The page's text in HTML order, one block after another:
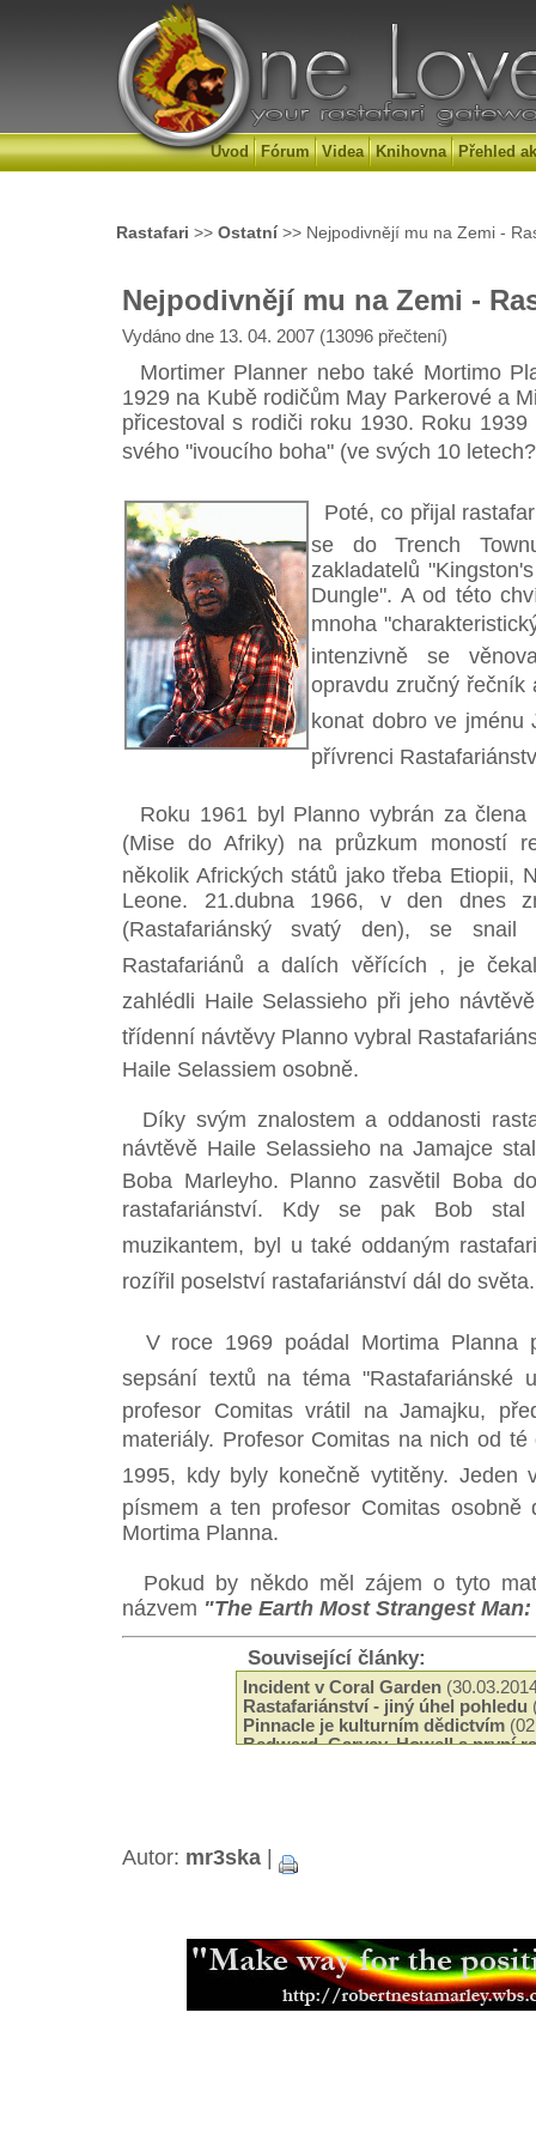
Úvod Fórum Videa Knihovna Přehled
Rastafari >> Ostatní>> Nejpodivnějí mu na Zemi -
Nejpodivnějí mu na Zemi -
Vydáno dne 13. 04. 2007 (13096 přečtení)
Mortimer Planner nebo také Mortimo
1929 na Kubě rodičům May Parkerové a
přicestoval s rodiči roku 1930. Roku
svého "ivoucího boha" (ve svých 10
Poté, co přijal
se do Trench
zakladatelů
Dungle". A od této
mnoha
intenzivně se
opravdu zručný řečník
konat dobro ve jménu
přívrenci
Roku 1961 byl Planno vybrán za člena
(Mise do Afriky) na průzkum moností
několik Afrických států jako třeba Etiopii,
Leone. 21.dubna 1966, v den dnes
(Rastafariánský svatý den), se
Rastafariánů a dalích věřících , je
zahlédli Haile Selassieho při jeho
třídenní návtěvy Planno vybral
Haile Selassiem osobně.
Díky svým znalostem a oddanosti
návtěvě Haile Selassieho na Jamajce
Boba Marleyho. Planno zasvětil Boba
rastafariánství. Kdy se pak Bob
muzikantem, byl u také oddaným
rozířil poselství rastafariánství dál do světa.
V roce 1969 poádal Mortima Planna
sepsání textů na téma "Rastafariánské
profesor Comitas vrátil na Jamajku,
materiály. Profesor Comitas na nich od té
1995, kdy byly konečně vytitěny. Jeden
písmem a ten profesor Comitas osobně
Mortima Planna.
Pokud by někdo měl zájem o tyto
názvem "The Earth Most Strangest
Související články:
Incident v Coral Garden
Rastafariánství - jiný úhel pohledu
Pinnacle je kulturním dědictvím
Bedward, Garvey, Howell a první
Konopí a náboenství
Nelson Mandela o Haile Selassiem
Kalifornie je pojmenována podle
(07.10.2012)
Indiáni jim přezdívali Buffalo
Autor: mr3ska